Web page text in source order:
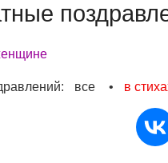
все • в